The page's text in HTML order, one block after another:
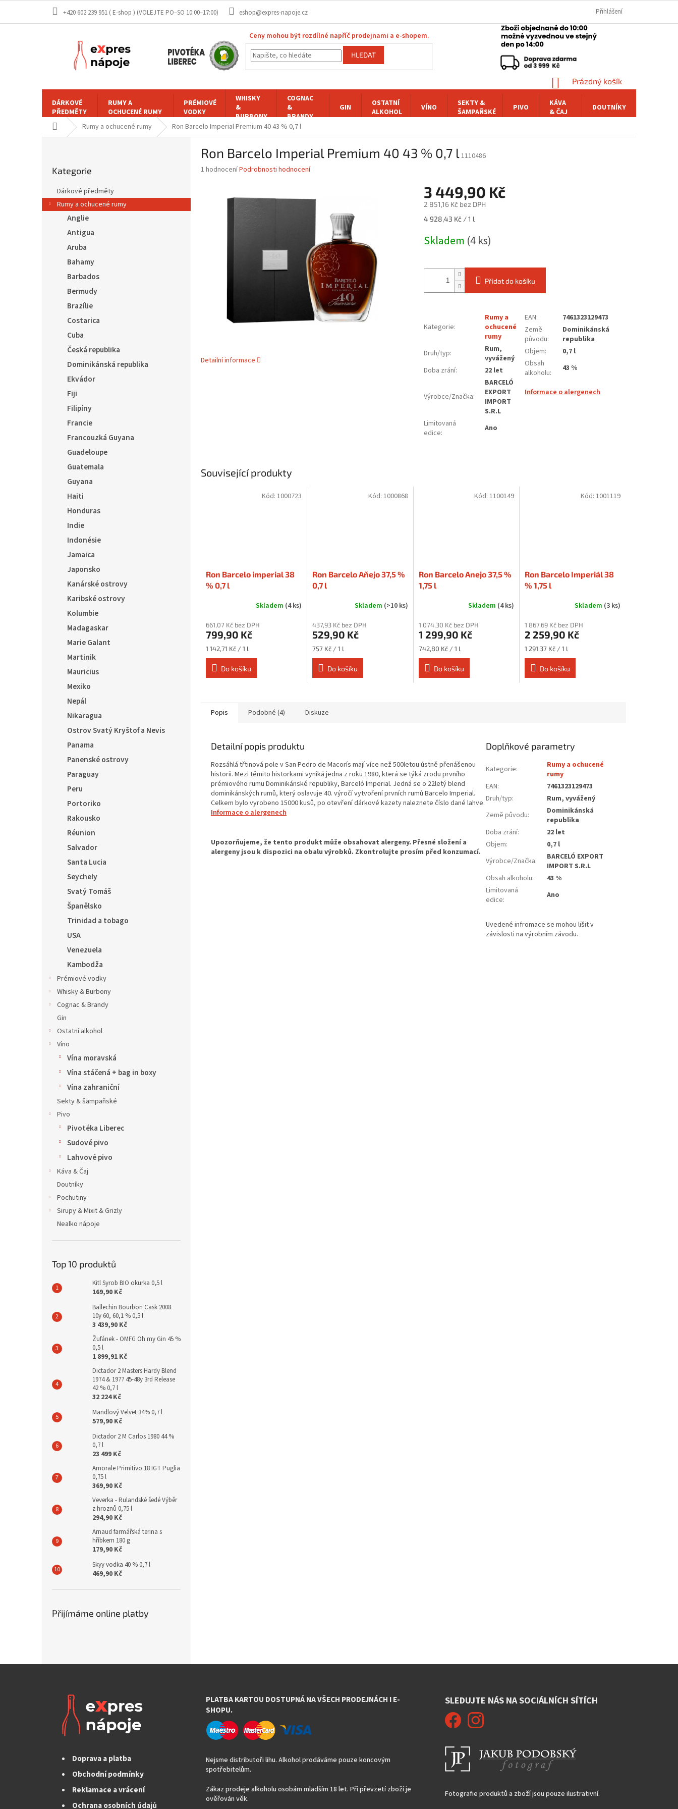
obsah
+420 602 239 951 ( E-shop ) eshop@expres-napoje.cz Přihlášení
Ceny mohou být rozdílné napříč prodejnami a e-shopem.
HLEDAT
NÁKUPNÍ
KOŠÍK
Prázdný košík
DÁRKOVÉ
PŘEDMĚTY
RUMY A
OCHUCENÉ RUMY
PRÉMIOVÉ
VODKY
WHISKY
&
BURBONY
COGNAC
&
BRANDY
GIN
OSTATNÍ
ALKOHOL
VÍNO
SEKTY &
ŠAMPAŇSKÉ
PIVO
KÁVA
& ČAJ
DOUTNÍKY
Domů Rumy a ochucené rumy Ron Barcelo Imperial Premium 40 43 % 0,7 l
a
n
kategorie
Kategorie
Dárkové předměty
Rumy a ochucené rumy
Anglie
Antigua
Aruba
Bahamy
Barbados
Bermudy
Brazílie
Costarica
Cuba
Česká republika
Dominikánská republika
Ekvádor
Fiji
Filipíny
Francie
Francouzká Guyana
Guadeloupe
Guatemala
Guyana
Haiti
Honduras
Indie
Indonésie
Jamaica
Japonsko
Kanárské ostrovy
Karibské ostrovy
Kolumbie
Madagaskar
Marie Galant
Martinik
Mauricius
Mexiko
Nepál
Nikaragua
Ostrov Svatý Kryštof a Nevis
Panama
Panenské ostrovy
Paraguay
Peru
Portoriko
Rakousko
Réunion
Salvador
Santa Lucia
Seychely
Svatý Tomáš
Španělsko
Trinidad a tobago
USA
Venezuela
Kambodža
Prémiové vodky
Whisky & Burbony
Cognac & Brandy
Gin
Ostatní alkohol
Víno
Vína moravská
Vína stáčená + bag in boxy
Vína zahraniční
Sekty & šampaňské
Pivo
Pivotéka Liberec
Sudové pivo
Lahvové pivo
Káva & Čaj
Doutníky
Pochutiny
Sirupy & Mixit & Grizly
Nealko nápoje
Top 10 produktů
Kitl Syrob BIO okurka 0,5 l
169,90 Kč
Ballechin Bourbon Cask 2008
10y 60, 60,1 % 0,5 l
3 439,90 Kč
Žufánek - OMFG Oh my Gin 45 %
0,5 l
1 899,91 Kč
Dictador 2 Masters Hardy Blend
1974 & 1977 45-48y 3rd Release
42 % 0,7 l
32 224 Kč
Mandlový Velvet 34% 0,7 l
579,90 Kč
Dictador 2 M Carlos 1980 44 %
0,7 l
23 499 Kč
Amorale Primitivo 18 IGT Puglia
0,75 l
369,90 Kč
Veverka - Rulandské šedé Výběr
z hroznů 0,75 l
294,90 Kč
Arnaud farmářská terina s
hříbkem 180 g
179,90 Kč
Skyy vodka 40 % 0,7 l
469,90 Kč
Přijímáme online platby
Ron Barcelo Imperial Premium 40 43 % 0,7 l1110486
Průměrné
1 hodnoceníPodrobnosti hodnocení
Detailní informace
3 449,90 Kč
2 851,16 Kč bez DPH
Měrná
4 928,43 Kč / 1 l
Skladem (4 ks)
Přidat do košíku
Kategorie:
Rumy a
ochucené
rumy
Druh/typ:
Rum,
vyvážený
Doba zrání: 22 let
Výrobce/Značka:
BARCELÓ
EXPORT
IMPORT
S.R.L
Limitovaná
edice: Ano
EAN:
7461323129473
Země
původu:
Dominikánská
republika
Objem:
0,7 l
Obsah
alkoholu: 43 %
Informace o alergenech
Související produkty
Ron Barcelo imperial 38
% 0,7 l
Skladem (4 ks)
661,07 Kč bez DPH
799,90 Kč
Měrná
cena:
1 142,71 Kč / 1 l
Do košíku
Kód: 1000723
Ron Barcelo Aňejo 37,5 %
0,7 l
Skladem (>10 ks)
437,93 Kč bez DPH
529,90 Kč
Měrná
cena:
757 Kč / 1 l
Do košíku
Kód: 1000868
Ron Barcelo Anejo 37,5 %
1,75 l
Skladem (4 ks)
1 074,30 Kč bez DPH
1 299,90 Kč
Měrná
cena:
742,80 Kč / 1 l
Do košíku
Kód:1100149
Ron Barcelo Imperiál 38
% 1,75 l
Skladem (3 ks)
1 867,69 Kč bez DPH
2 259,90 Kč
Měrná
cena:
1 291,37 Kč / 1 l
Do košíku
Kód: 1001119
Popis Podobné (4) Diskuze
Detailní popis produktu
Rozsáhlá třtinová pole v San Pedro de Macorís mají více než 500letou ústně přenášenou
historii. Mezi těmito historkami vyniká jedna z roku 1980, která se týká zrodu prvního
prémiového rumu Dominikánské republiky, Barceló Imperial. Jedná se o 22letý blend
dominikánských rumů, který oslavuje 40. výročí vytvoření prvních rumů Barcelo Imperial.
Celkem bylo vyrobeno 15000 kusů, po otevření dárkové kazety naleznete číslo dané lahve.
Informace o alergenech
Doplňkové parametry
Kategorie:
Rumy a ochucené
rumy
EAN:
7461323129473
Druh/typ:
Rum, vyvážený
Země původu:
Dominikánská
republika
Doba zrání:
22 let
Objem:
0,7 l
Výrobce/Značka:
BARCELÓ EXPORT
IMPORT S.R.L
Obsah alkoholu:
43 %
Limitovaná
edice: Ano
Doprava a platba
Obchodní podmínky
Reklamace a vrácení
Ochrana osobních údajů
PLATBA KARTOU DOSTUPNÁ NA VŠECH PRODEJNÁCH I E-
SHOPU.
Nejsme distributoři lihu. Alkohol prodáváme pouze koncovým
spotřebitelům.
Zákaz prodeje alkoholu osobám mladším 18 let. Při převzetí zboží je
ověřován věk.
SLEDUJTE NÁS NA SOCIÁLNÍCH SÍTÍCH
Fotografie produktů a zboží jsou pouze ilustrativní.